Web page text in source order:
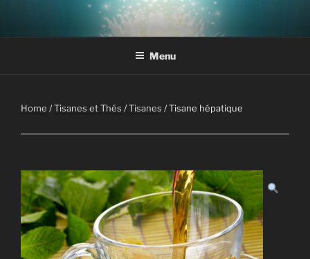
contenu
Menu
Home /Tisanes et Thés /Tisanes / Tisane hépatique